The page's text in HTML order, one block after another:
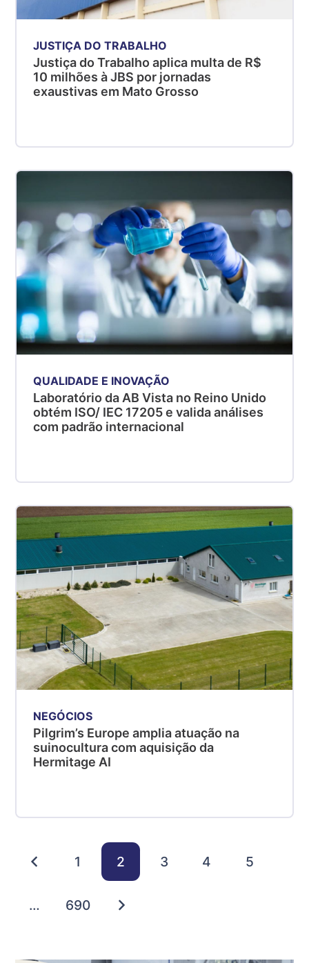
JUSTIÇA DO TRABALHO
Justiça do Trabalho aplica multa de R$
10 milhões à JBS por jornadas
exaustivas em Mato Grosso
QUALIDADE E INOVAÇÃO
Laboratório da AB Vista no Reino Unido
obtém ISO/ IEC 17205 e valida análises
com padrão internacional
NEGÓCIOS
Pilgrim’s Europe amplia atuação na
suinocultura com aquisição da
Hermitage AI
1 2 3 4 5
… 690